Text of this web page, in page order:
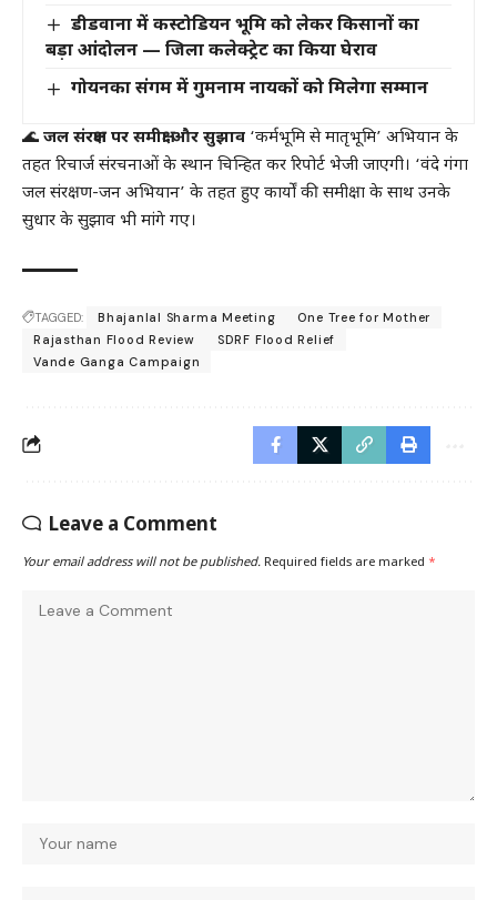
डीडवाना में कस्टोडियन भूमि को लेकर किसानों का
बड़ा आंदोलन — जिला कलेक्ट्रेट का किया घेराव
गोयनका संगम में गुमनाम नायकों को मिलेगा सम्मान
🌊 जल संरक्षण पर समीक्षा और सुझाव ‘कर्मभूमि से मातृभूमि’ अभियान के
तहत रिचार्ज संरचनाओं के स्थान चिन्हित कर रिपोर्ट भेजी जाएगी। ‘वंदे गंगा
जल संरक्षण-जन अभियान’ के तहत हुए कार्यों की समीक्षा के साथ उनके
सुधार के सुझाव भी मांगे गए।
TAGGED: Bhajanlal Sharma Meeting
One Tree for Mother
Rajasthan Flood Review
SDRF Flood Relief
Vande Ganga Campaign
Leave a Comment
Your email address will not be published. Required fields are marked *